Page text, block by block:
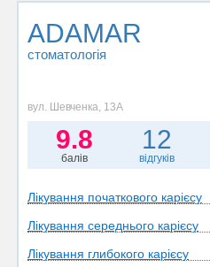
ADAMAR
стоматологія
вул. Шевченка, 13А
9.8
балів
12
відгуків
Лікування початкового карієсу
Лікування середнього карієсу
Лікування глибокого карієсу